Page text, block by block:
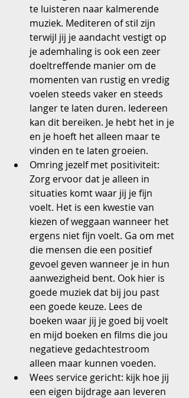
te luisteren naar kalmerende
muziek. Mediteren of stil zijn
terwijl jij je aandacht vestigt op
je ademhaling is ook een zeer
doeltreffende manier om de
momenten van rustig en vredig
voelen steeds vaker en steeds
langer te laten duren. Iedereen
kan dit bereiken. Je hebt het in je
en je hoeft het alleen maar te
vinden en te laten groeien.
Omring jezelf met positiviteit:
Zorg ervoor dat je alleen in
situaties komt waar jij je fijn
voelt. Het is een kwestie van
kiezen of weggaan wanneer het
ergens niet fijn voelt. Ga om met
die mensen die een positief
gevoel geven wanneer je in hun
aanwezigheid bent. Ook hier is
goede muziek dat bij jou past
een goede keuze. Lees de
boeken waar jij je goed bij voelt
en mijd boeken en films die jou
negatieve gedachtestroom
alleen maar kunnen voeden.
Wees service gericht: kijk hoe jij
een eigen bijdrage aan leveren